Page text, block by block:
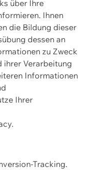
über Ihre
Ihnen
die Bildung dieser
dessen an
zu Zweck
ihrer Verarbeitung
Informationen
Ihrer
Tracking.